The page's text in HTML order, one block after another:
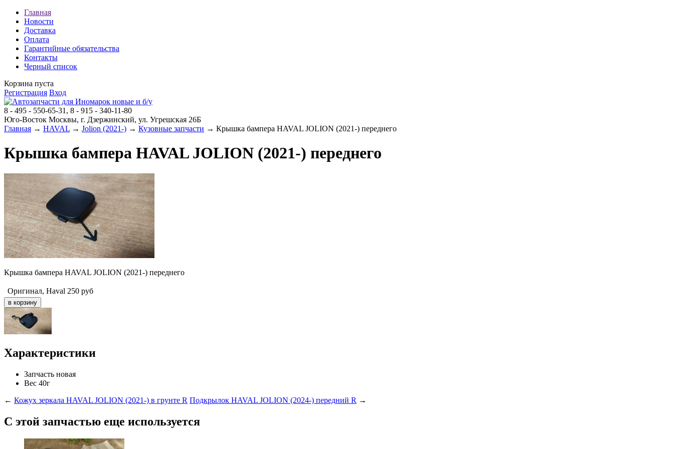
Главная
Новости
Доставка
Оплата
Гарантийные обязательства
Контакты
Черный список
Корзина пуста
Регистрация Вход
8 - 495 - 550-65-31, 8 - 915 - 340-11-80
Юго-Восток Москвы, г. Дзержинский, ул. Угрешская 26Б
Главная → HAVAL → Jolion (2021-) → Кузовные запчасти → Крышка бампера HAVAL JOLION (2021-) переднего
Крышка бампера HAVAL JOLION (2021-) переднего
Крышка бампера HAVAL JOLION (2021-) переднего
Оригинал, Haval 250 руб
Характеристики
Запчасть новая
Вес 40г
← Кожух зеркала HAVAL JOLION (2021-) в грунте R Подкрылок HAVAL JOLION (2024-) передний R →
С этой запчастью еще используется